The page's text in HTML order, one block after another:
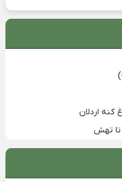
کنه اردلان
تا تهش